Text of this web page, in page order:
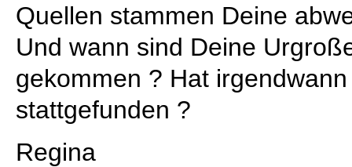
Quellen stammen Deine
Und wann sind Deine
gekommen ? Hat
stattgefunden ?
Regina